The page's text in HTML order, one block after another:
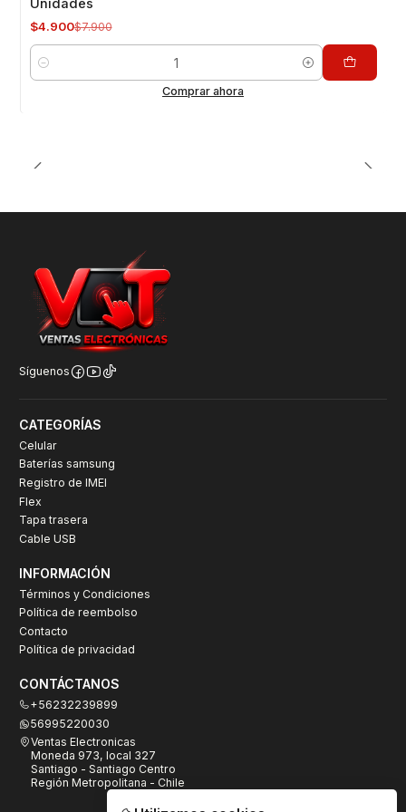
Unidades
$4.900$7.900
Cantidad
Comprar ahora
Síguenos
CATEGORÍAS
Celular
Baterías samsung
Registro de IMEI
Flex
Tapa trasera
Cable USB
INFORMACIÓN
Términos y Condiciones
Política de reembolso
Contacto
Política de privacidad
CONTÁCTANOS
+56232239899
56995220030
Ventas Electronicas
Moneda 973, local 327
Santiago - Santiago Centro
Región Metropolitana - Chile